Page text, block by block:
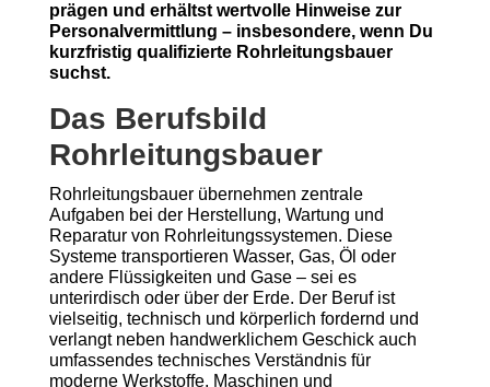
prägen und erhältst wertvolle Hinweise zur
Personalvermittlung – insbesondere, wenn Du
kurzfristig qualifizierte Rohrleitungsbauer
suchst.
Das Berufsbild
Rohrleitungsbauer
Rohrleitungsbauer übernehmen zentrale
Aufgaben bei der Herstellung, Wartung und
Reparatur von Rohrleitungssystemen. Diese
Systeme transportieren Wasser, Gas, Öl oder
andere Flüssigkeiten und Gase – sei es
unterirdisch oder über der Erde. Der Beruf ist
vielseitig, technisch und körperlich fordernd und
verlangt neben handwerklichem Geschick auch
umfassendes technisches Verständnis für
moderne Werkstoffe, Maschinen und